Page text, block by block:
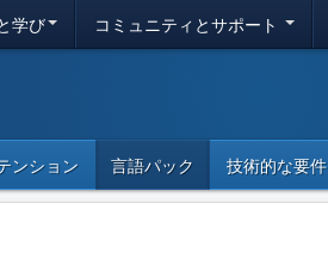
学び コミュニティとサポート
ンション 言語パック 技術的な要件